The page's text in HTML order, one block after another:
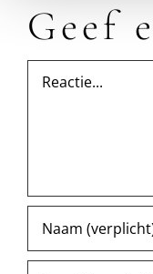
Geef